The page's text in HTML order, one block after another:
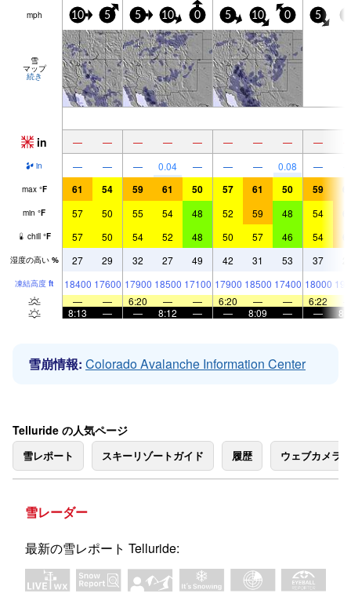
mph 10 5 5 10 0 5 10 0 5
雪
マップ
続き
in — — — — — — — — —
in — — — 0.04 — — — 0.08 —
max °F 61 54 59 61 50 57 61 50 59
min °F 57 50 55 54 48 52 59 48 54
chill °F 57 50 54 52 48 50 57 46 54
湿度の高い % 27 29 32 27 49 42 31 53 37
凍結高度 ft 18400 17600 17900 18500 17100 17900 18500 17400 18000
—
— 6:20 — — 6:20 — — 6:22
8:13
— — 8:12 — — 8:09 — —
雪崩情報: Colorado Avalanche Information Center
Telluride の人気ページ
雪レポート スキーリゾートガイド 履歴 ウェブカメラ
雪レーダー
最新の雪レポート Telluride: